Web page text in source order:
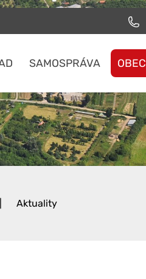
SAMOSPRÁVA OBEC
Aktuality